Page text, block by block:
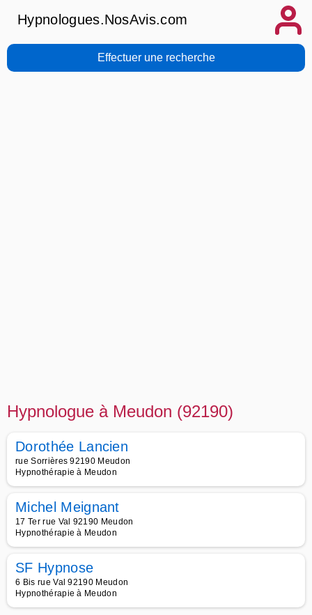
Hypnologues.NosAvis.com
Effectuer une recherche
Hypnologue à Meudon (92190)
Dorothée Lancien
rue Sorrières 92190 Meudon
Hypnothérapie à Meudon
Michel Meignant
17 Ter rue Val 92190 Meudon
Hypnothérapie à Meudon
SF Hypnose
6 Bis rue Val 92190 Meudon
Hypnothérapie à Meudon